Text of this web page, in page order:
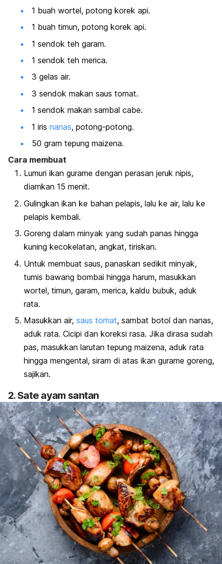
1 buah wortel, potong korek api.
1 buah timun, potong korek api.
1 sendok teh garam.
1 sendok teh merica.
3 gelas air.
3 sendok makan saus tomat.
1 sendok makan sambal cabe.
1 iris nanas, potong-potong.
50 gram tepung maizena.
Cara membuat
Lumuri ikan gurame dengan perasan jeruk nipis,
diamkan 15 menit.
Gulingkan ikan ke bahan pelapis, lalu ke air, lalu ke
pelapis kembali.
Goreng dalam minyak yang sudah panas hingga
kuning kecokelatan, angkat, tiriskan.
Untuk membuat saus, panaskan sedikit minyak,
tumis bawang bombai hingga harum, masukkan
wortel, timun, garam, merica, kaldu bubuk, aduk
rata.
Masukkan air, saus tomat, sambat botol dan nanas,
aduk rata. Cicipi dan koreksi rasa. Jika dirasa sudah
pas, masukkan larutan tepung maizena, aduk rata
hingga mengental, siram di atas ikan gurame goreng,
sajikan.
2. Sate ayam santan